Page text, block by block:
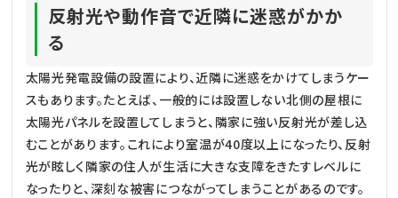
反射光や動作音で近隣に迷惑がかか
る
太陽光発電設備の設置により、近隣に迷惑をかけてしまうケー
スもあります。たとえば、一般的には設置しない北側の屋根に
太陽光パネルを設置してしまうと、隣家に強い反射光が差し込
むことがあります。これにより室温が40度以上になったり、反射
光が眩しく隣家の住人が生活に大きな支障をきたすレベルに
なったりと、深刻な被害につながってしまうことがあるのです。